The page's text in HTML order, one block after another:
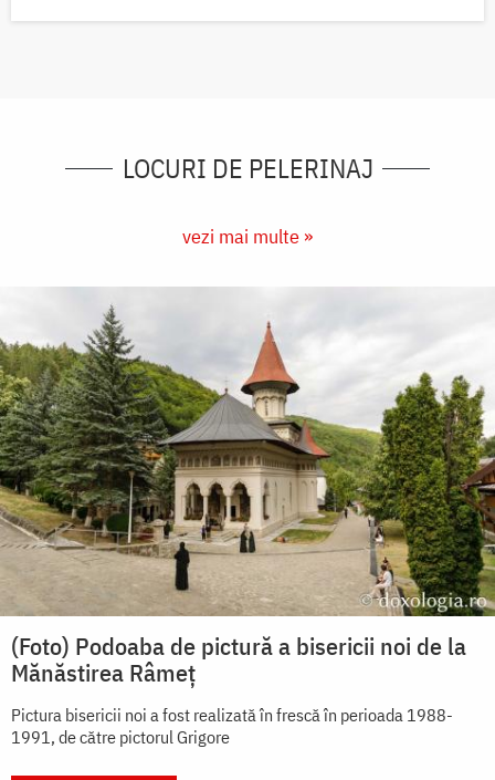
LOCURI DE PELERINAJ
vezi mai multe »
(Foto) Podoaba de pictură a bisericii noi de la
Mănăstirea Râmeț
Pictura bisericii noi a fost realizată în frescă în perioada 1988-
1991, de către pictorul Grigore